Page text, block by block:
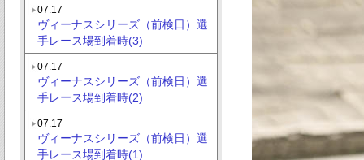
07.17
ヴィーナスシリーズ（前検日）選
手レース場到着時(3)
07.17
ヴィーナスシリーズ（前検日）選
手レース場到着時(2)
07.17
ヴィーナスシリーズ（前検日）選
手レース場到着時(1)